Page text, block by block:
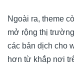
Ngoài ra, theme
mở rộng thị
các bản dịch cho
hơn từ khắp nơi